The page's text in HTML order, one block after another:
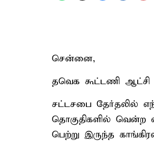
சென்னை,
தவெக கூட்டணி ஆட்சி
சட்டசபை தேர்தலில்
தொகுதிகளில் வென்ற
பெற்று இருந்த